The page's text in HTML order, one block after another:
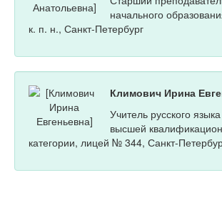
начального
к. п. н., Санкт-Петербург
Климович Ирина
Учитель русского
высшей
категории, лицей № 344, Санкт-